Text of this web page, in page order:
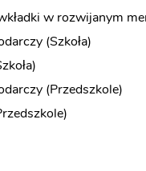
w rozwijanym
(Szkoła)
(Przedszkole)